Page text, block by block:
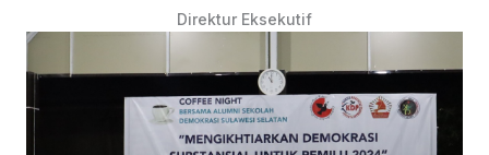
Direktur Eksekutif